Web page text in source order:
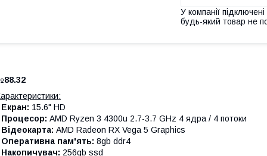
У компанії
будь-який товар не
88.32
Екран: 15.6" HD
Процесор: AMD Ryzen 3 4300u 2.7-3.7 GHz 4 ядра / 4 потоки
Відеокарта: AMD Radeon RX Vega 5 Graphics
Оперативна пам'ять: 8gb ddr4
Накопичувач: 256gb ssd